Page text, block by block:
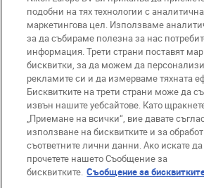
подобни на тях технологии с
маркетингова цел. Използваме
за да събираме полезна за нас
информация. Трети страни поставят
бисквитки, за да можем да
рекламите си и да измерваме тяхната
Бисквитките на трети страни може да
извън нашите уебсайтове. Като
„Приемане на всички“, вие давате
използване на бисквитките и за
съответните лични данни. Ако искате
прочетете нашето Съобщение за
бисквитките. Съобщение за